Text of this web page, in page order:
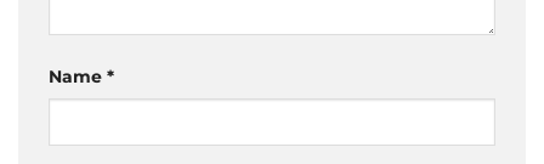
Name *